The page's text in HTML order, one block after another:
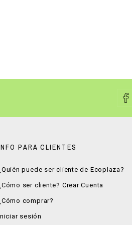
PARA CLIENTES
puede ser cliente de Ecoplaza?
ser cliente? Crear Cuenta
comprar?
sesión